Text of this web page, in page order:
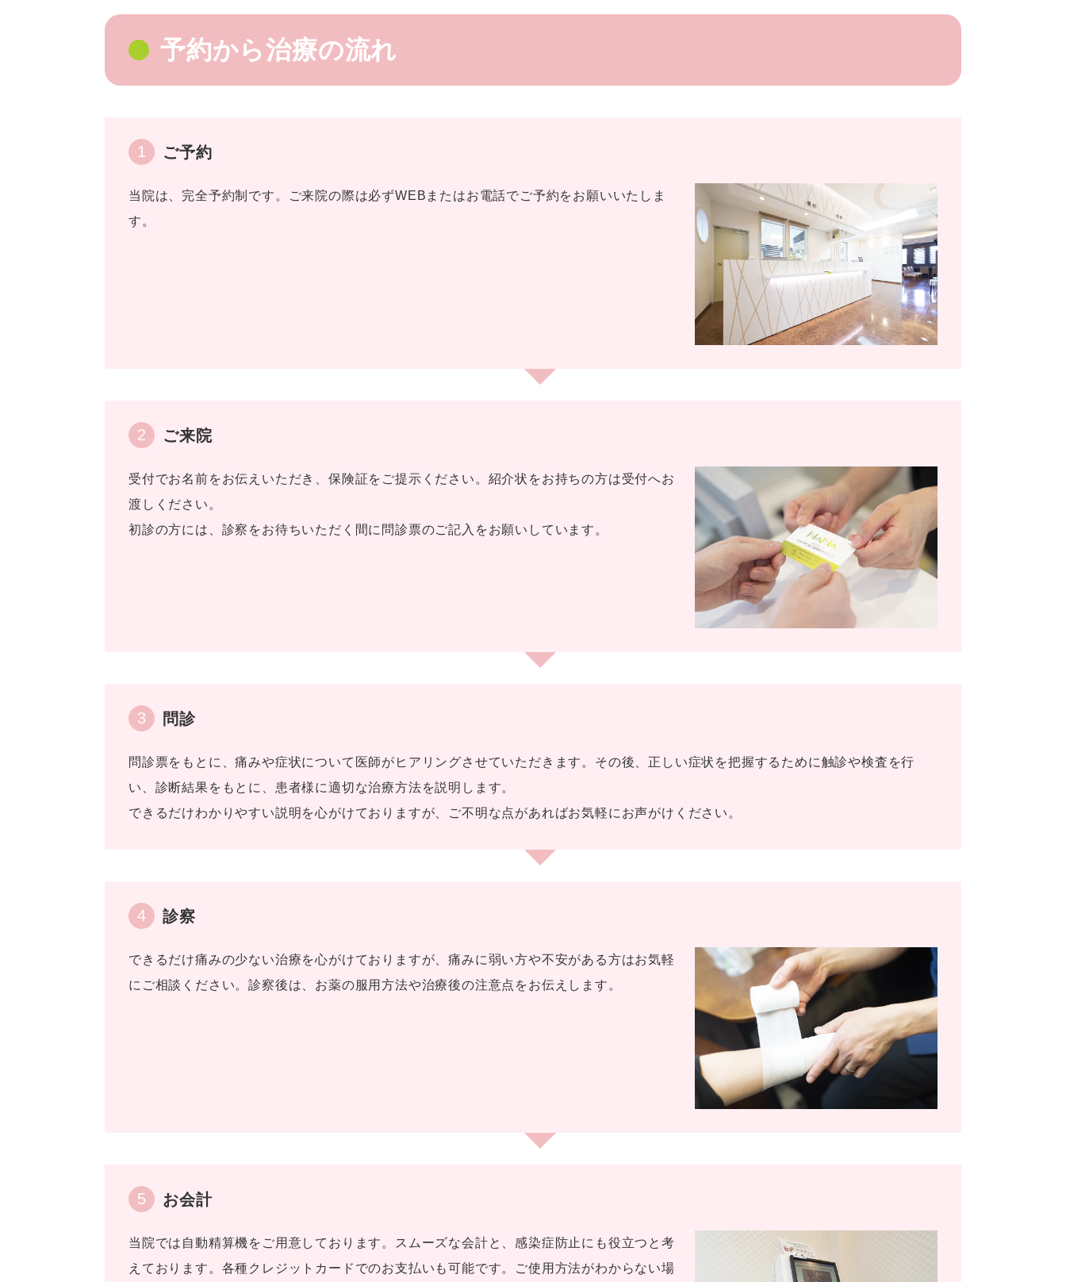
予約から治療の流れ
1 ご予約
当院は、完全予約制です。ご来院の際は必ずWEBまたはお電話でご予約をお願いいたしま
す。
2 ご来院
受付でお名前をお伝えいただき、保険証をご提示ください。紹介状をお持ちの方は受付へお
渡しください。
初診の方には、診察をお待ちいただく間に問診票のご記入をお願いしています。
3 問診
問診票をもとに、痛みや症状について医師がヒアリングさせていただきます。その後、正しい症状を把握するために触診や検査を行
い、診断結果をもとに、患者様に適切な治療方法を説明します。
できるだけわかりやすい説明を心がけておりますが、ご不明な点があればお気軽にお声がけください。
4 診察
できるだけ痛みの少ない治療を心がけておりますが、痛みに弱い方や不安がある方はお気軽
にご相談ください。診察後は、お薬の服用方法や治療後の注意点をお伝えします。
5 お会計
当院では自動精算機をご用意しております。スムーズな会計と、感染症防止にも役立つと考
えております。各種クレジットカードでのお支払いも可能です。ご使用方法がわからない場